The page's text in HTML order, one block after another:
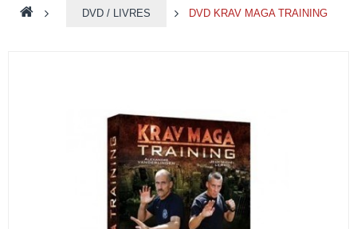
> DVD / LIVRES > DVD KRAV MAGA TRAINING